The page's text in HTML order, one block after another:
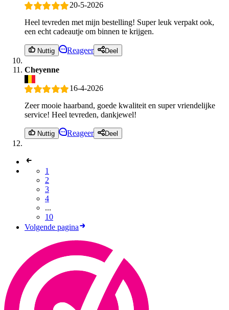
20-5-2026
Heel tevreden met mijn bestelling! Super leuk verpakt ook,
een echt cadeautje om binnen te krijgen.
Nuttig Reageer Deel
Cheyenne
16-4-2026
Zeer mooie haarband, goede kwaliteit en super vriendelijke
service! Heel tevreden, dankjewel!
Nuttig Reageer Deel
1
2
3
4
...
10
Volgende pagina